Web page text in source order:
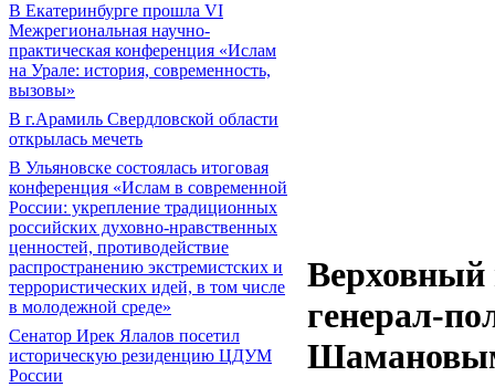
В Екатеринбурге прошла VI
Межрегиональная научно-
практическая конференция «Ислам
на Урале: история, современность,
вызовы»
В г.Арамиль Свердловской области
открылась мечеть
В Ульяновске состоялась итоговая
конференция «Ислам в современной
России: укрепление традиционных
российских духовно-нравственных
ценностей, противодействие
распространению экстремистских и
террористических идей, в том числе
в молодежной среде»
Сенатор Ирек Ялалов посетил
историческую резиденцию ЦДУМ
России
Верховный
генерал-